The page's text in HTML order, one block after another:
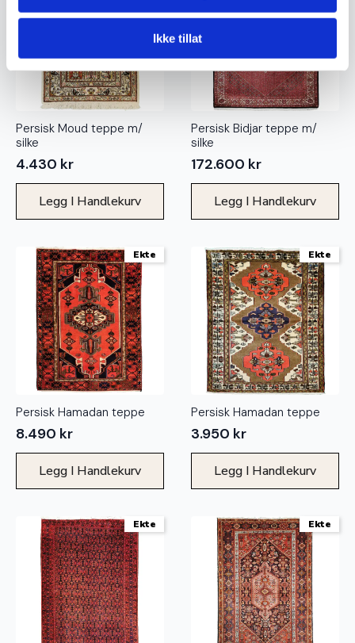
Ikke tillat
Persisk Moud teppe m/
silke
4.430 kr
Legg I Handlekurv
Persisk Bidjar teppe m/
silke
172.600 kr
Legg I Handlekurv
Ekte
Persisk Hamadan teppe
8.490 kr
Legg I Handlekurv
Ekte
Persisk Hamadan teppe
3.950 kr
Legg I Handlekurv
Ekte Ekte